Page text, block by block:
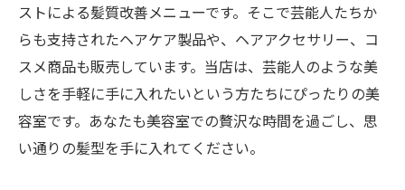
ストによる髪質改善メニューです。そこで芸能人たちか
らも支持されたヘアケア製品や、ヘアアクセサリー、コ
スメ商品も販売しています。当店は、芸能人のような美
しさを手軽に手に入れたいという方たちにぴったりの美
容室です。あなたも美容室での贅沢な時間を過ごし、思
い通りの髪型を手に入れてください。